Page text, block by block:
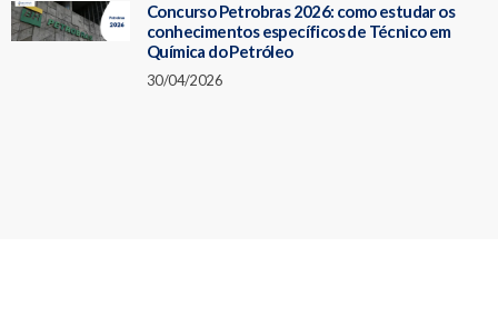
Concurso Petrobras 2026: como estudar os
conhecimentos específicos de Técnico em
Química do Petróleo
30/04/2026